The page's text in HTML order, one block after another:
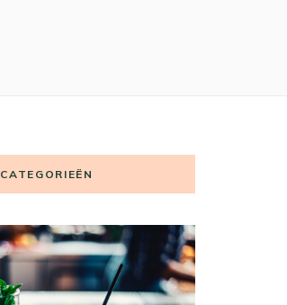
CATEGORIEËN